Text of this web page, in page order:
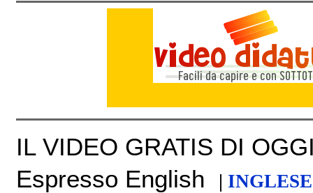
IL VIDEO GRATIS DI
Espresso English
|